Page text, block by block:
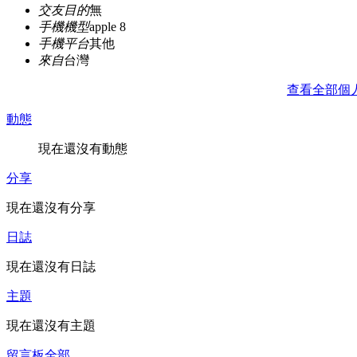
交友目的無
手機機型apple 8
手機平台其他
來自台灣
查看全部個
動態
現在還沒有動態
分享
現在還沒有分享
日誌
現在還沒有日誌
主題
現在還沒有主題